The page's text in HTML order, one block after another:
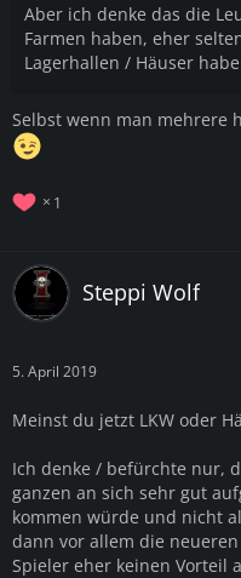
Aber ich denke das die
Farmen haben, eher
Lagerhallen / Häuser
Selbst wenn man mehrere
1
Steppi Wolf
5. April 2019
Meinst du jetzt LKW oder
Ich denke / befürchte nur,
ganzen an sich sehr gut
kommen würde und nicht
dann vor allem die
Spieler eher keinen Vorteil